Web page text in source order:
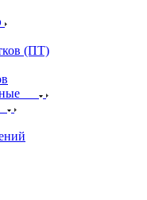
(ПТ)